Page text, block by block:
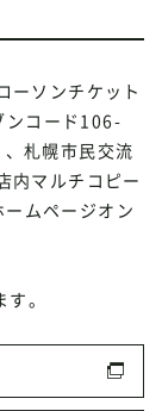
ーソンチケット
ンコード106-
札幌市民交流
内マルチコピー
ムページオン
。